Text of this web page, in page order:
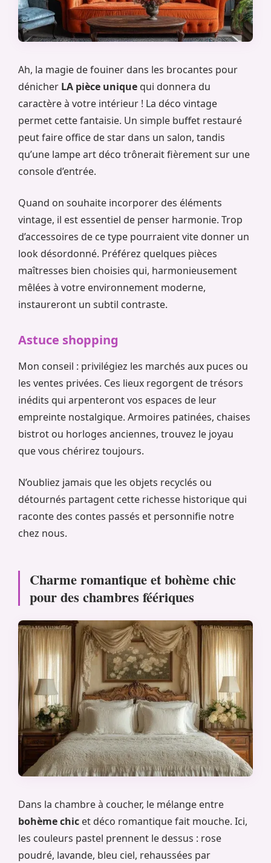
Ah, la magie de fouiner dans les brocantes pour
dénicher LA pièce unique qui donnera du
caractère à votre intérieur ! La déco vintage
permet cette fantaisie. Un simple buffet restauré
peut faire office de star dans un salon, tandis
qu’une lampe art déco trônerait fièrement sur une
console d’entrée.
Quand on souhaite incorporer des éléments
vintage, il est essentiel de penser harmonie. Trop
d’accessoires de ce type pourraient vite donner un
look désordonné. Préférez quelques pièces
maîtresses bien choisies qui, harmonieusement
mêlées à votre environnement moderne,
instaureront un subtil contraste.
Astuce shopping
Mon conseil : privilégiez les marchés aux puces ou
les ventes privées. Ces lieux regorgent de trésors
inédits qui arpenteront vos espaces de leur
empreinte nostalgique. Armoires patinées, chaises
bistrot ou horloges anciennes, trouvez le joyau
que vous chérirez toujours.
N’oubliez jamais que les objets recyclés ou
détournés partagent cette richesse historique qui
raconte des contes passés et personnifie notre
chez nous.
Charme romantique et bohème chic
pour des chambres féériques
Dans la chambre à coucher, le mélange entre
bohème chic et déco romantique fait mouche. Ici,
les couleurs pastel prennent le dessus : rose
poudré, lavande, bleu ciel, rehaussées par